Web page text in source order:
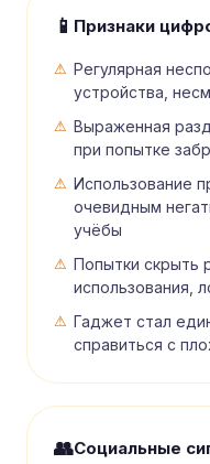
📱 Признаки
Регулярная
устройства,
Выраженная
при попытке
Использование
очевидным
учёбы
Попытки скрыть
использования,
Гаджет стал
справиться с
👥Социальные